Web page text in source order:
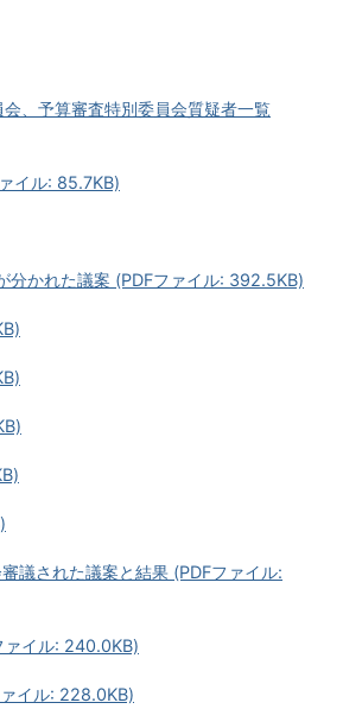
、予算審査特別委員会質疑者一覧
イル: 85.7KB)
分かれた議案 (PDFファイル: 392.5KB)
議された議案と結果 (PDFファイル:
ァイル: 240.0KB)
イル: 228.0KB)